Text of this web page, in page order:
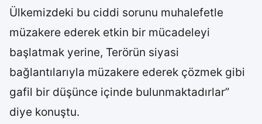
Ülkemizdeki bu ciddi sorunu muhalefetle
müzakere ederek etkin bir mücadeleyi
başlatmak yerine, Terörün siyasi
bağlantılarıyla müzakere ederek çözmek gibi
gafil bir düşünce içinde bulunmaktadırlar”
diye konuştu.